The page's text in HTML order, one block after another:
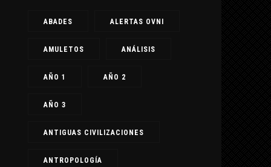
ABADES ALERTAS OVNI
AMULETOS ANÁLISIS
AÑO 1 AÑO 2
AÑO 3
ANTIGUAS CIVILIZACIONES
ANTROPOLOGÍA